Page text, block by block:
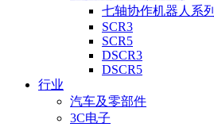
七轴协作机器人系列
SCR3
SCR5
DSCR3
DSCR5
行业
汽车及零部件
3C电子